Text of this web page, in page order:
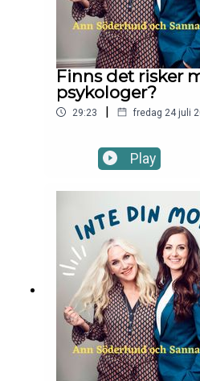
Finns det risker
psykologer?
29:23 | fredag 24 juli
Play